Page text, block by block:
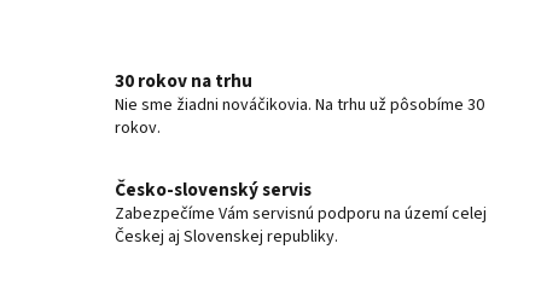
30 rokov na trhu
Nie sme žiadni nováčikovia. Na trhu už pôsobíme 30
rokov.
Česko-slovenský servis
Zabezpečíme Vám servisnú podporu na území celej
Českej aj Slovenskej republiky.